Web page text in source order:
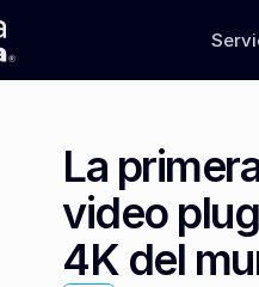
La
video
4K del